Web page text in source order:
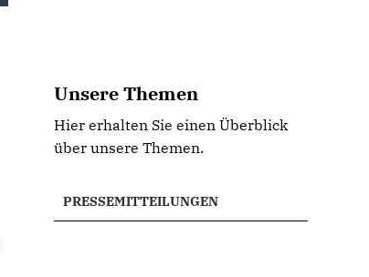
Unsere Themen
Hier erhalten Sie einen Überblick
über unsere Themen.
PRESSEMITTEILUNGEN